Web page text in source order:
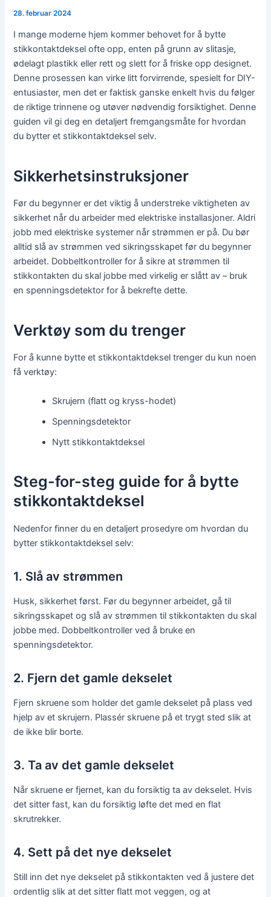
28. februar 2024
I mange moderne hjem kommer behovet for å bytte
stikkontaktdeksel ofte opp, enten på grunn av slitasje,
ødelagt plastikk eller rett og slett for å friske opp designet.
Denne prosessen kan virke litt forvirrende, spesielt for DIY-
entusiaster, men det er faktisk ganske enkelt hvis du følger
de riktige trinnene og utøver nødvendig forsiktighet. Denne
guiden vil gi deg en detaljert fremgangsmåte for hvordan
du bytter et stikkontaktdeksel selv.
Sikkerhetsinstruksjoner
Før du begynner er det viktig å understreke viktigheten av
sikkerhet når du arbeider med elektriske installasjoner. Aldri
jobb med elektriske systemer når strømmen er på. Du bør
alltid slå av strømmen ved sikringsskapet før du begynner
arbeidet. Dobbeltkontroller for å sikre at strømmen til
stikkontakten du skal jobbe med virkelig er slått av – bruk
en spenningsdetektor for å bekrefte dette.
Verktøy som du trenger
For å kunne bytte et stikkontaktdeksel trenger du kun noen
få verktøy:
Skrujern (flatt og kryss-hodet)
Spenningsdetektor
Nytt stikkontaktdeksel
Steg-for-steg guide for å bytte
stikkontaktdeksel
Nedenfor finner du en detaljert prosedyre om hvordan du
bytter stikkontaktdeksel selv:
1. Slå av strømmen
Husk, sikkerhet først. Før du begynner arbeidet, gå til
sikringsskapet og slå av strømmen til stikkontakten du skal
jobbe med. Dobbeltkontroller ved å bruke en
spenningsdetektor.
2. Fjern det gamle dekselet
Fjern skruene som holder det gamle dekselet på plass ved
hjelp av et skrujern. Plassér skruene på et trygt sted slik at
de ikke blir borte.
3. Ta av det gamle dekselet
Når skruene er fjernet, kan du forsiktig ta av dekselet. Hvis
det sitter fast, kan du forsiktig løfte det med en flat
skrutrekker.
4. Sett på det nye dekselet
Still inn det nye dekselet på stikkontakten ved å justere det
ordentlig slik at det sitter flatt mot veggen, og at